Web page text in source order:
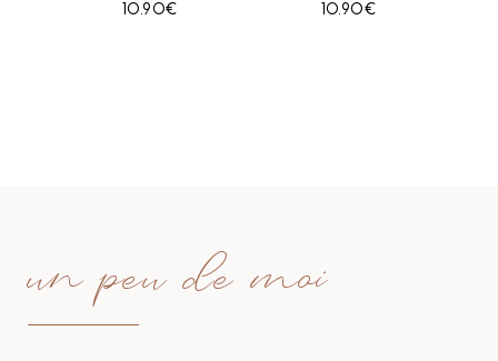
10.90€ 10.90€
un peu de moi